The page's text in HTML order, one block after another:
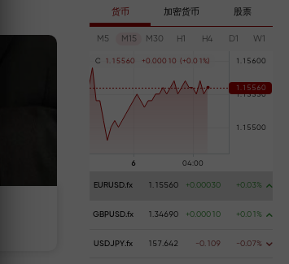
Deposit money
货币 加密货币 股票
M5 M15 M30 H1 H4 D1 W1
C 1 . 1 5560 +0 .000 1 0 (+0 .0 1 %
EURUSD.fx 1.15560 +0.00030 +0.03%
GBPUSD.fx 1.34690 +0.00010 +0.01%
USDJPY.fx 157.642 -0.109 -0.07%